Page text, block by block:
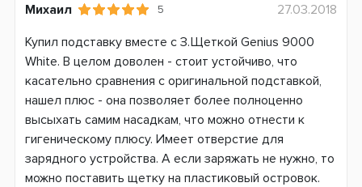
Михаил 5
27.03.2018
Купил подставку вместе с З.Щеткой Genius 9000
White. В целом доволен - стоит устойчиво, что
касательно сравнения с оригинальной подставкой,
нашел плюс - она позволяет более полноценно
высыхать самим насадкам, что можно отнести к
гигеническому плюсу. Имеет отверстие для
зарядного устройства. А если заряжать не нужно, то
можно поставить щетку на пластиковый островок.